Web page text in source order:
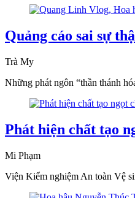
Quảng cáo sai sự
Trà My
Những phát ngôn “thần thánh
Phát hiện chất tạo
Mi Phạm
Viện Kiểm nghiệm An toàn Vệ